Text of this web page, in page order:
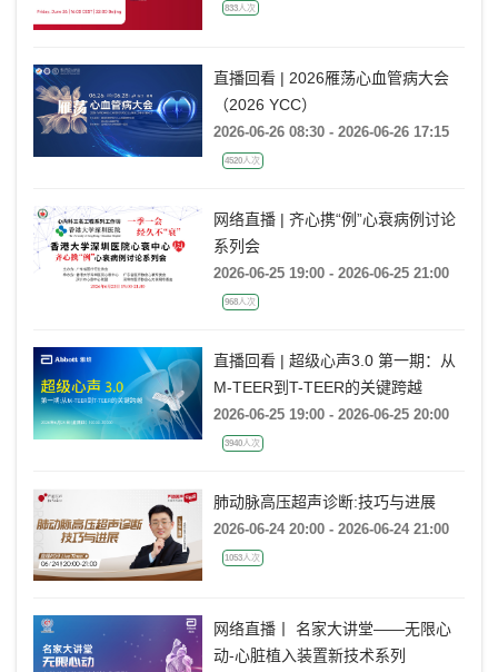
833人次
直播回看 | 2026雁荡心血管病大会
（2026 YCC）
2026-06-26 08:30 - 2026-06-26 17:15
4520人次
网络直播 | 齐心携“例”心衰病例讨论
系列会
2026-06-25 19:00 - 2026-06-25 21:00
968人次
直播回看 | 超级心声3.0 第一期：从
M-TEER到T-TEER的关键跨越
2026-06-25 19:00 - 2026-06-25 20:00
3940人次
肺动脉高压超声诊断:技巧与进展
2026-06-24 20:00 - 2026-06-24 21:00
1053人次
网络直播丨 名家大讲堂——无限心
动-心脏植入装置新技术系列